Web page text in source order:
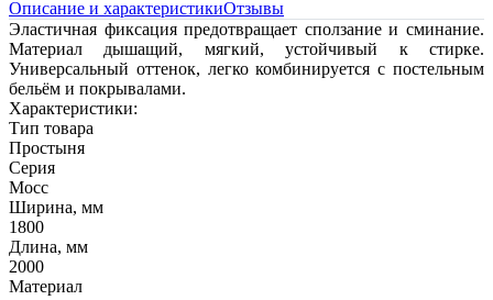
Описание и характеристикиОтзывы
Эластичная фиксация предотвращает сползание и сминание.
Материал дышащий, мягкий, устойчивый к стирке.
Универсальный оттенок, легко комбинируется с постельным
бельём и покрывалами.
Характеристики:
Тип товара
Простыня
Серия
Мосс
Ширина, мм
1800
Длина, мм
2000
Материал